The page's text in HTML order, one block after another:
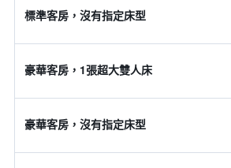
標準客房，沒有指定床型
豪華客房，1張超大雙人床
豪華客房，沒有指定床型